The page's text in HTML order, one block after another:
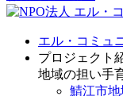
エル・コミュ
プロジェクト
地域の担い手
鯖江市地